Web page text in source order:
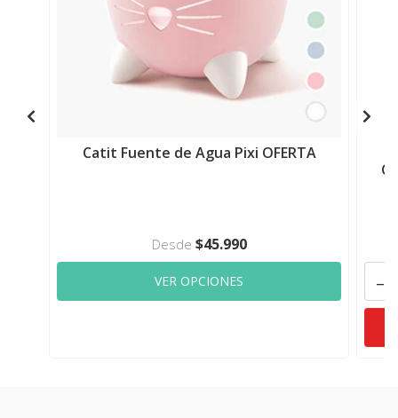
Catit Fuente de Agua Pixi OFERTA
Desde $45.990
VER OPCIONES -